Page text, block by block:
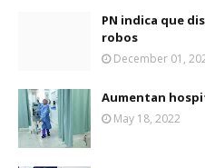
PN indica que
robos
December 01,
Aumentan
May 18, 2022